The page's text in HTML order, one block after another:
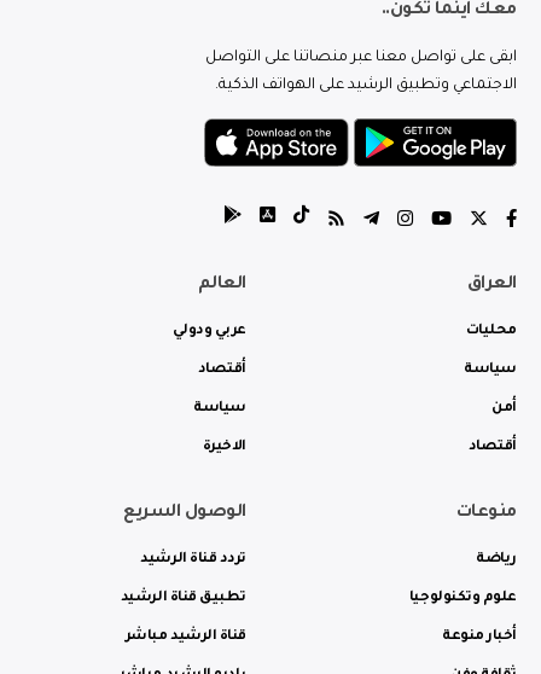
معك اينما تكون..
ابقى على تواصل معنا عبر منصاتنا على التواصل
الاجتماعي وتطبيق الرشيد على الهواتف الذكية.
العراق
محليات
سياسة
أمن
أقتصاد
العالم
عربي ودولي
أقتصاد
سياسة
الاخيرة
منوعات
رياضة
علوم وتكنولوجيا
أخبار منوعة
الوصول السريع
تردد قناة الرشيد
تطبيق قناة الرشيد
قناة الرشيد مباشر